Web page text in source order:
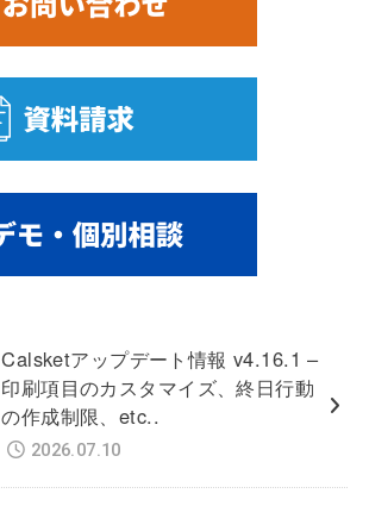
Calsketアップデート情報 v4.16.1 –
印刷項目のカスタマイズ、終日行動
の作成制限、etc..
2026.07.10